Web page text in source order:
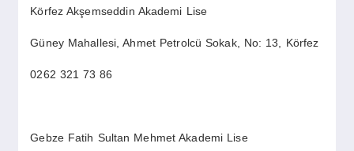
Körfez Akşemseddin Akademi Lise
Güney Mahallesi, Ahmet Petrolcü Sokak, No: 13, Körfez
0262 321 73 86
Gebze Fatih Sultan Mehmet Akademi Lise